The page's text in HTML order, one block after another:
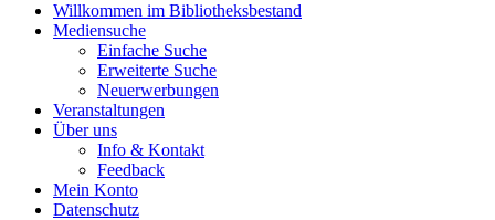
Willkommen im Bibliotheksbestand
Mediensuche
Einfache Suche
Erweiterte Suche
Neuerwerbungen
Veranstaltungen
Über uns
Info & Kontakt
Feedback
Mein Konto
Datenschutz